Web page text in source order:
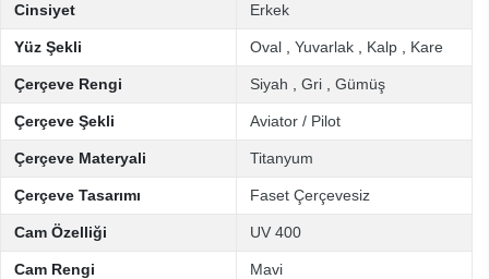
Cinsiyet Erkek
Yüz Şekli Oval Yuvarlak Kalp Kare
Çerçeve Rengi Siyah Gri Gümüş
Çerçeve Şekli Aviator / Pilot
Çerçeve Materyali Titanyum
Çerçeve Tasarımı Faset Çerçevesiz
Cam Özelliği UV 400
Cam Rengi Mavi